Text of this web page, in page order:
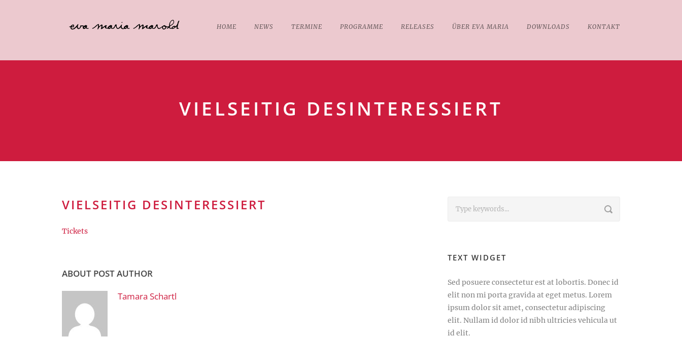
HOME NEWS TERMINE PROGRAMME RELEASES ÜBER EVA MARIA DOWNLOADS KONTAKT
VIELSEITIG DESINTERESSIERT
VIELSEITIG DESINTERESSIERT
Tickets
ABOUT POST AUTHOR
Tamara Schartl
TEXT WIDGET
Sed posuere consectetur est at lobortis. Donec id
elit non mi porta gravida at eget metus. Lorem
ipsum dolor sit amet, consectetur adipiscing
elit. Nullam id dolor id nibh ultricies vehicula ut
id elit.